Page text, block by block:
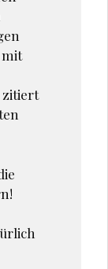
mit
zitiert